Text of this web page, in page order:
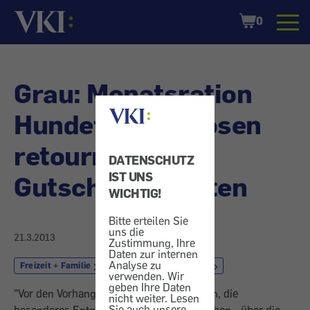
DATENSCHUTZ
IST UNS
WICHTIG!
Bitte erteilen Sie
uns die
Zustimmung, Ihre
Daten zur internen
Analyse zu
verwenden. Wir
geben Ihre Daten
nicht weiter. Lesen
Startseite
Shopping
Cart
0
Grau: Monatsration
Hundefutter - Dosen
retourniert und
Gutschein erhalten
21.3.2013
Freizeit + Familie Hundefutter
"Vor den Vorhang" bitten wir Unternehmen, die